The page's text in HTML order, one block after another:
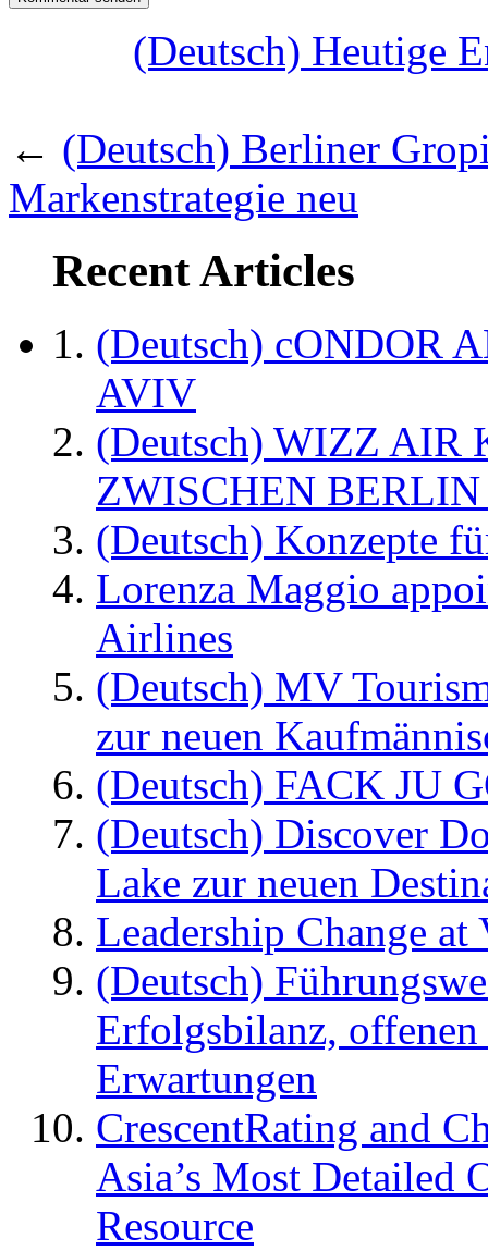
(Deutsch) Heutige
← (Deutsch) Berliner
Markenstrategie neu
Recent Articles
(Deutsch) cONDOR
AVIV
(Deutsch) WIZZ AIR
ZWISCHEN
(Deutsch) Konzepte
Lorenza Maggio
Airlines
(Deutsch) MV
zur neuen
(Deutsch) FACK JU
(Deutsch) Discover
Lake zur neuen
Leadership Change
(Deutsch)
Erfolgsbilanz,
Erwartungen
CrescentRating and
Asia’s Most Detailed
Resource